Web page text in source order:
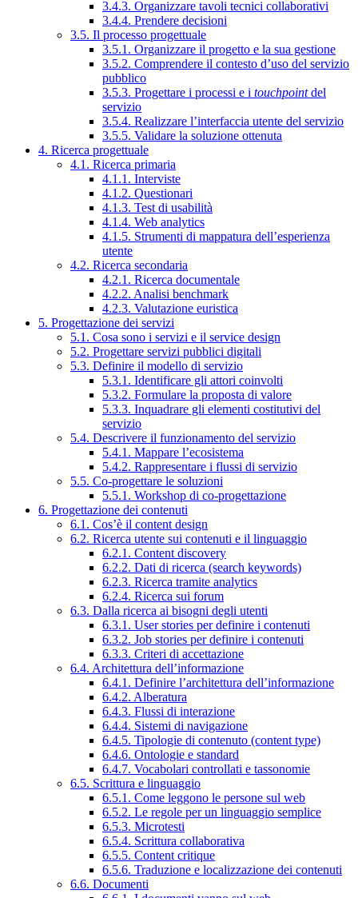
3.4.3. Organizzare tavoli tecnici collaborativi
3.4.4. Prendere decisioni
3.5. Il processo progettuale
3.5.1. Organizzare il progetto e la sua gestione
3.5.2. Comprendere il contesto d’uso del servizio
pubblico
3.5.3. Progettare i processi e i touchpointdel
servizio
3.5.4. Realizzare l’interfaccia utente del servizio
3.5.5. Validare la soluzione ottenuta
4. Ricerca progettuale
4.1. Ricerca primaria
4.1.1. Interviste
4.1.2. Questionari
4.1.3. Test di usabilità
4.1.4. Web analytics
4.1.5. Strumenti di mappatura dell’esperienza
utente
4.2. Ricerca secondaria
4.2.1. Ricerca documentale
4.2.2. Analisi benchmark
4.2.3. Valutazione euristica
5. Progettazione dei servizi
5.1. Cosa sono i servizi e il service design
5.2. Progettare servizi pubblici digitali
5.3. Definire il modello di servizio
5.3.1. Identificare gli attori coinvolti
5.3.2. Formulare la proposta di valore
5.3.3. Inquadrare gli elementi costitutivi del
servizio
5.4. Descrivere il funzionamento del servizio
5.4.1. Mappare l’ecosistema
5.4.2. Rappresentare i flussi di servizio
5.5. Co-progettare le soluzioni
5.5.1. Workshop di co-progettazione
6. Progettazione dei contenuti
6.1. Cos’è il content design
6.2. Ricerca utente sui contenuti e il linguaggio
6.2.1. Content discovery
6.2.2. Dati di ricerca (search keywords)
6.2.3. Ricerca tramite analytics
6.2.4. Ricerca sui forum
6.3. Dalla ricerca ai bisogni degli utenti
6.3.1. User stories per definire i contenuti
6.3.2. Job stories per definire i contenuti
6.3.3. Criteri di accettazione
6.4. Architettura dell’informazione
6.4.1. Definire l’architettura dell’informazione
6.4.2. Alberatura
6.4.3. Flussi di interazione
6.4.4. Sistemi di navigazione
6.4.5. Tipologie di contenuto (content type)
6.4.6. Ontologie e standard
6.4.7. Vocabolari controllati e tassonomie
6.5. Scrittura e linguaggio
6.5.1. Come leggono le persone sul web
6.5.2. Le regole per un linguaggio semplice
6.5.3. Microtesti
6.5.4. Scrittura collaborativa
6.5.5. Content critique
6.5.6. Traduzione e localizzazione dei contenuti
6.6. Documenti